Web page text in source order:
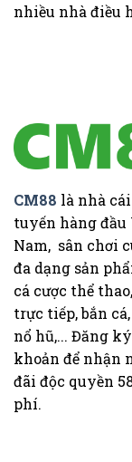
nhiều nhà điều
CM88 là nhà
tuyến hàng đầu
Nam, sân chơi
đa dạng sản
cá cược thể
trực tiếp, bắn cá,
nổ hũ,... Đăng
khoản để nhận
đãi độc quyền
phí.